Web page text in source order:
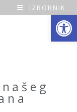
Open toolbar
IZBORNIK